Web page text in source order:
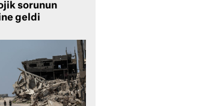
sorunun
geldi